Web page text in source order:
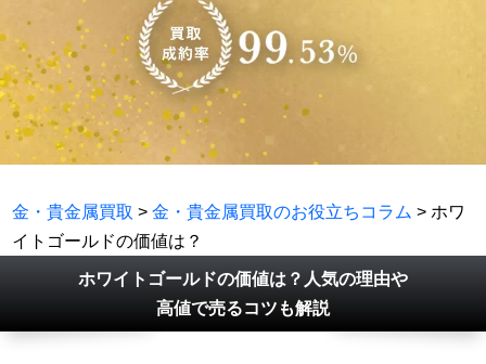
金・貴金属買取 >金・貴金属買取のお役立ちコラム > ホワ
イトゴールドの価値は？
ホワイトゴールドの価値は？人気の理由や
高値で売るコツも解説